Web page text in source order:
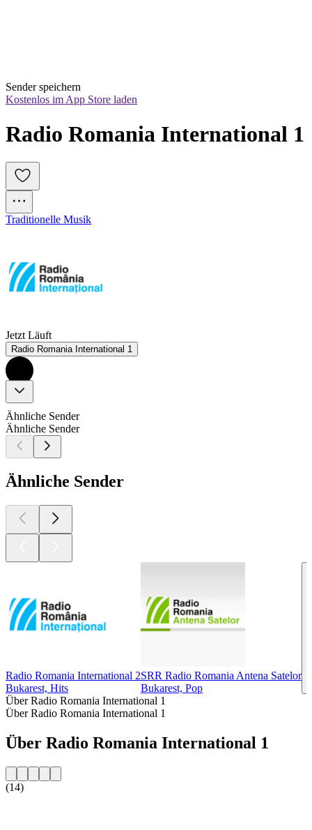
Sender speichern
Kostenlos im App Store laden
Radio Romania International 1
Traditionelle Musik
Jetzt Läuft
Radio Romania International 1
Ähnliche Sender
Ähnliche Sender
Ähnliche Sender
Radio Romania International 2
Bukarest, Hits
SRR Radio Romania Antena Satelor
Bukarest, Pop
Über Radio Romania International 1
Über Radio Romania International 1
Über Radio Romania International 1
(14)